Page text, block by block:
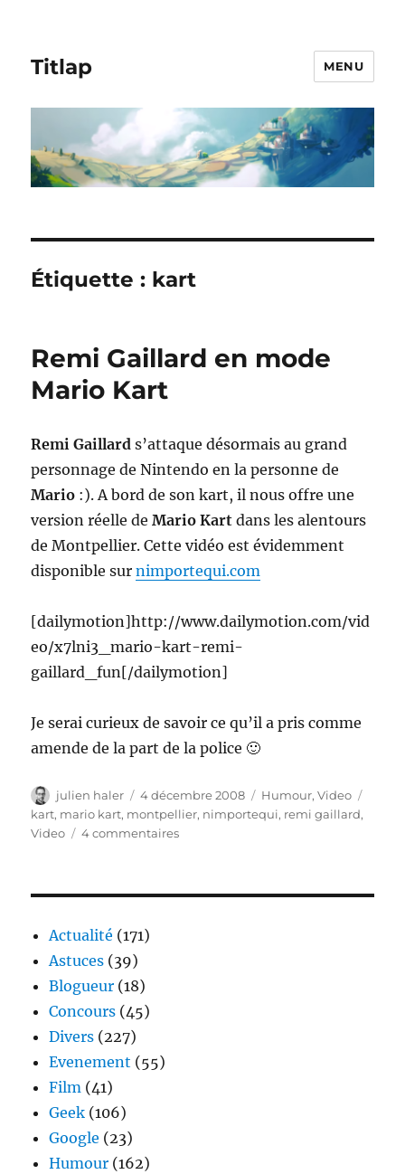
Titlap MENU
Étiquette : kart
Remi Gaillard en mode
Mario Kart
Remi Gaillard s’attaque désormais au grand
personnage de Nintendo en la personne de
Mario :). A bord de son kart, il nous offre une
version réelle deMario Kart dans les alentours
de Montpellier. Cette vidéo est évidemment
disponible surnimportequi.com
[dailymotion]http://www.dailymotion.com/vid
eo/x7lni3_mario-kart-remi-
gaillard_fun[/dailymotion]
Je serai curieux de savoir ce qu’il a pris comme
amende de la part de la police 🙂
Auteur
julien haler
Publié
le
4 décembre 2008 Catégories
Humour,Video
kart, mario kart, montpellier, nimportequi, remi gaillard,
Video
4 commentairessur
Actualité (171)
Astuces (39)
Blogueur (18)
Concours (45)
Divers (227)
Evenement (55)
Film (41)
Geek (106)
Google (23)
Humour (162)